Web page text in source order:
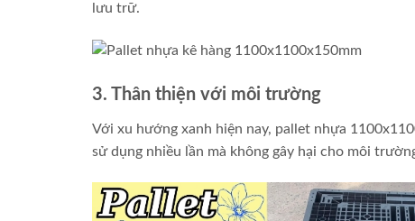
lưu trữ.
3. Thân thiện với môi trường
Với xu hướng xanh hiện nay, pallet nhựa
sử dụng nhiều lần mà không gây hại cho môi